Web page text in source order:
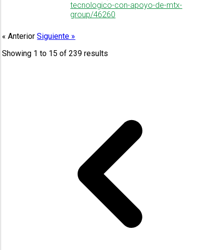
tecnologico-con-apoyo-de-mtx-
group/46260
« AnteriorSiguiente »
Showing 1 to 15 of239 results